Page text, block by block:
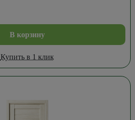
В корзину
Купить в 1 клик